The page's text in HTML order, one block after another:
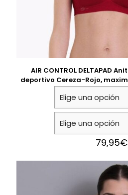
AIR CONTROL DELTAPAD
deportivo Cereza-Rojo,
79,95€